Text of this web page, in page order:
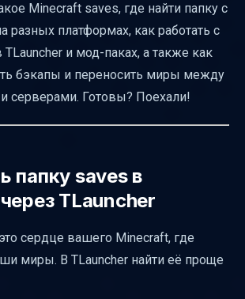
TLauncher
ошибок с путями и
если сохранения не
копирование и синхронизация
по названиям миров и
папок
на сервере Minecraft
Minecraft saves, где найти папку с
разных платформах, как работать с
и мод-паках, а также как
бэкапы и переносить миры между
серверами. Готовы? Поехали!
папку saves в
TLauncher
сердце вашего Minecraft, где
миры. В TLauncher найти её проще